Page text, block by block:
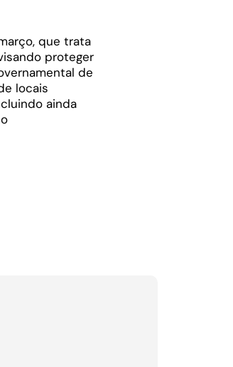
que trata
proteger
de
locais
ainda